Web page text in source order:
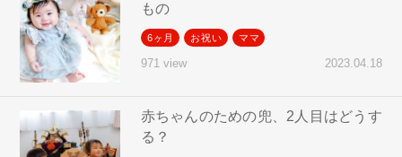
もの
6ヶ月 お祝い ママ
971 view 2023.04.18
赤ちゃんのための兜、2人目はどうす
る？